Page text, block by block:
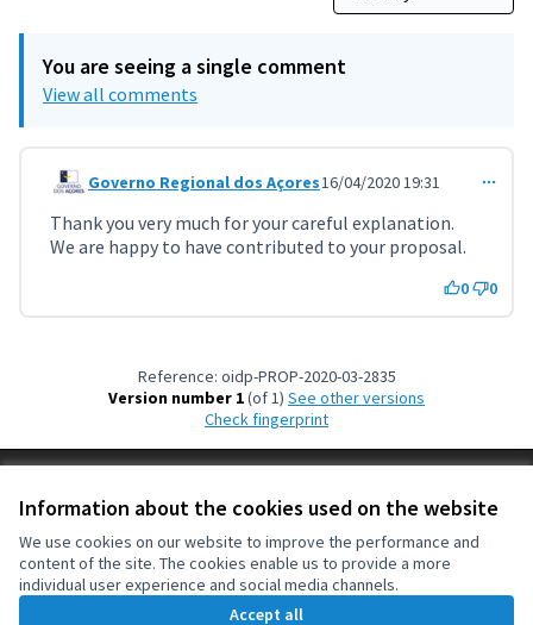
Information about the cookies used on the website
We use cookies on our website to improve the performance and
content of the site. The cookies enable us to provide a more
individual user experience and social media channels.
Accept all
You are seeing a single comment
View all comments
Comment 1257 (reply to comment 1251)
Governo Regional dos Açores16/04/2020 19:31
Thank you very much for your careful explanation.
We are happy to have contributed to your proposal.
0 0
Reference: oidp-PROP-2020-03-2835
Version number 1(of 1)
see other versions
Check fingerprint
Cookie settings
(External link)
OIDP at Facebook
(External link)
OIDP at YouTube
(External link)
English
Choose languageChoisir la langueElegir el idioma